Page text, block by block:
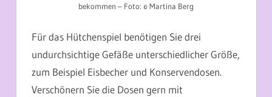
bekommen – Foto: © Martina Berg
Für das Hütchenspiel benötigen Sie drei
undurchsichtige Gefäße unterschiedlicher Größe,
zum Beispiel Eisbecher und Konservendosen.
Verschönern Sie die Dosen gern mit